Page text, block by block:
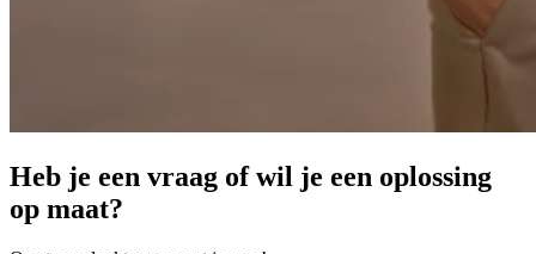
Heb je een vraag of wil je een oplossing
op maat?